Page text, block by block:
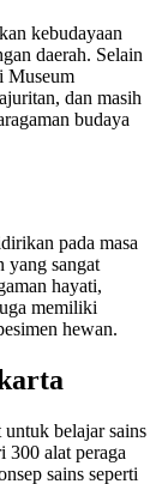
kebudayaan
daerah. Selain
Museum
dan masih
budaya
pada masa
yang sangat
hayati,
memiliki
hewan.
untuk belajar sains
300 alat peraga
sains seperti